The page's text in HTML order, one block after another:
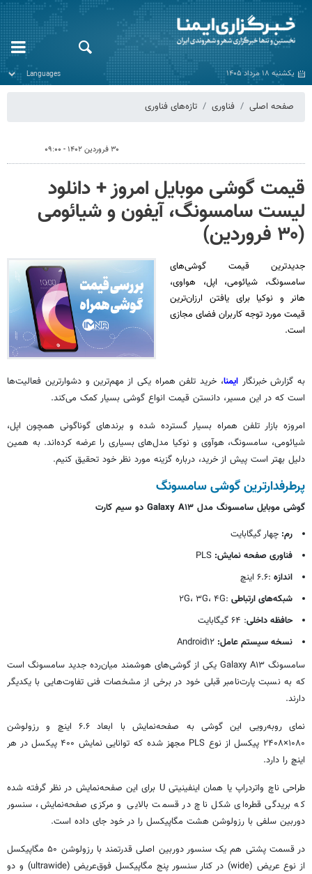
یکشنبه ۱۸ مرداد ۱۴۰۵
صفحه اصلی فناوری تازه‌های فناوری
۳۰ فروردین ۱۴۰۲ - ۰۹:۰۰
قیمت گوشی موبایل امروز + دانلود
لیست سامسونگ، آیفون و شیائومی
(۳۰ فروردین)
جدیدترین قیمت گوشی‌های
سامسونگ، شیائومی، اپل، هواوی،
هانر و نوکیا برای یافتن ارزان‌ترین
قیمت مورد توجه کاربران فضای مجازی
است.
به گزارش خبرنگار ایمنا، خرید تلفن همراه یکی از مهم‌ترین و دشوارترین فعالیت‌ها
است که در این مسیر، دانستن قیمت انواع گوشی بسیار کمک می‌کند.
امروزه بازار تلفن همراه بسیار گسترده شده و برندهای گوناگونی همچون اپل،
شیائومی، سامسونگ، هوآوی و نوکیا مدل‌های بسیاری را عرضه کرده‌اند. به همین
دلیل بهتر است پیش از خرید، درباره گزینه مورد نظر خود تحقیق کنیم.
پرطرفدارترین گوشی سامسونگ
گوشی موبایل سامسونگ مدل Galaxy A۱۳ دو سیم کارت
رم: چهار گیگابایت
فناوری صفحه نمایش:
اندازه:۶.۶ اینچ
شبکه‌های ارتباطی:۲G، ۳G، ۴G
حافظه داخلی: ۶۴ گیگابایت
نسخه سیستم عامل:
سامسونگ Galaxy A۱۳ یکی از گوشی‌های هوشمند میان‌رده جدید سامسونگ است
که به نسبت پارت‌نامبر قبلی خود در برخی از مشخصات فنی تفاوت‌هایی با یکدیگر
دارند.
نمای روبه‌رویی این گوشی به صفحه‌نمایش با ابعاد ۶.۶ اینچ و رزولوشن
۱۰۸۰×۲۴۰۸ پیکسل از نوع PLS مجهز شده که توانایی نمایش ۴۰۰ پیکسل در هر
اینچ را دارد.
طراحی ناچ واتردراپ یا همان اینفینیتی U برای این صفحه‌نمایش در نظر گرفته شده
که بریدگی قطره‌ای شکل ناچ در قسمت بالایی و مرکزی صفحه‌نمایش، سنسور
دوربین سلفی با رزولوشن هشت مگاپیکسل را در خود جای داده است.
در قسمت پشتی هم یک سنسور دوربین اصلی قدرتمند با رزولوشن ۵۰ مگاپیکسل
از نوع عریض (wide) در کنار سنسور پنج مگاپیکسل فوق‌عریض (ultrawide) و دو